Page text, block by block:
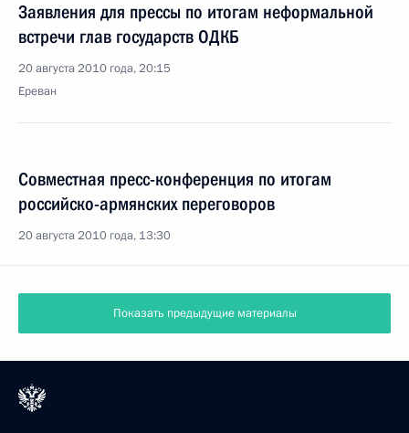
Заявления для прессы по итогам неформальной
встречи глав государств ОДКБ
20 августа 2010 года, 20:15
Ереван
Совместная пресс-конференция по итогам
российско-армянских переговоров
20 августа 2010 года, 13:30
Показать предыдущие материалы